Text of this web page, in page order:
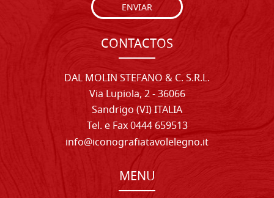
ENVIAR
CONTACTOS
DAL MOLIN STEFANO & C. S.R.L.
Via Lupiola, 2 - 36066
Sandrigo (VI) ITALIA
Tel. e Fax 0444 659513
info@iconografiatavolelegno.it
MENU